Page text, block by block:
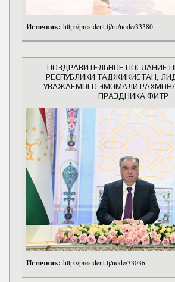
Источник: http://president.tj/ru/node/33380
ПОЗДРАВИТЕЛЬНОЕ ПОСЛАНИЕ
РЕСПУБЛИКИ ТАДЖИКИСТАН,
УВАЖАЕМОГО ЭМОМАЛИ
ПРАЗДНИКА ФИТР
Источник: http://president.tj/node/33036